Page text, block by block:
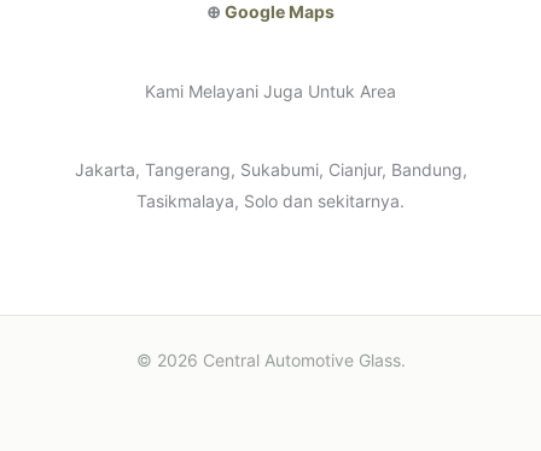
⊕ Google Maps
Kami Melayani Juga Untuk Area
Jakarta, Tangerang, Sukabumi, Cianjur, Bandung,
Tasikmalaya, Solo dan sekitarnya.
© 2026 Central Automotive Glass.